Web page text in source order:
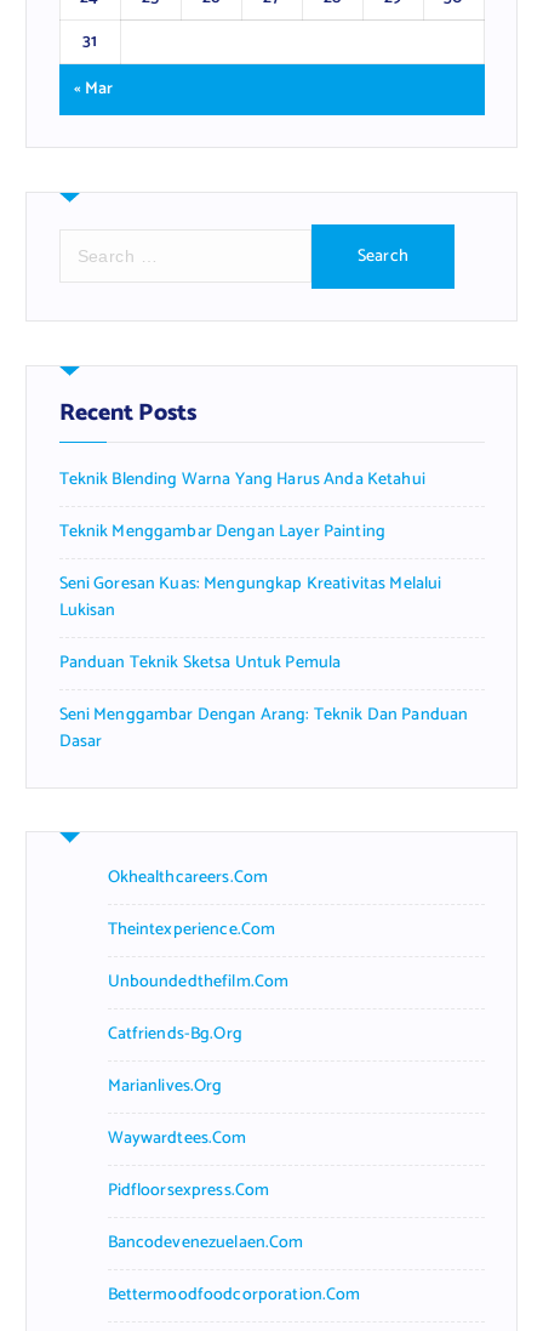
31
« Mar
r
h
f
o
:
Recent Posts
Teknik Blending Warna Yang Harus Anda Ketahui
Teknik Menggambar Dengan Layer Painting
Seni Goresan Kuas: Mengungkap Kreativitas Melalui
Lukisan
Panduan Teknik Sketsa Untuk Pemula
Seni Menggambar Dengan Arang: Teknik Dan Panduan
Dasar
Okhealthcareers.com
Theintexperience.com
Unboundedthefilm.com
Catfriends-Bg.org
Marianlives.org
Waywardtees.com
Pidfloorsexpress.com
Bancodevenezuelaen.com
Bettermoodfoodcorporation.com